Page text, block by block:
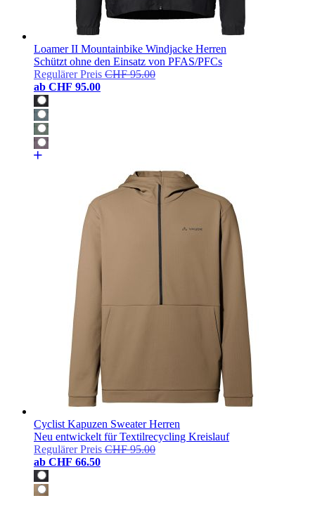
Loamer II Mountainbike Windjacke Herren
Schützt ohne den Einsatz von PFAS/PFCs
Regulärer Preis CHF 95.00
ab CHF 95.00
Cyclist Kapuzen Sweater Herren
Neu entwickelt für Textilrecycling Kreislauf
Regulärer Preis CHF 95.00
ab CHF 66.50